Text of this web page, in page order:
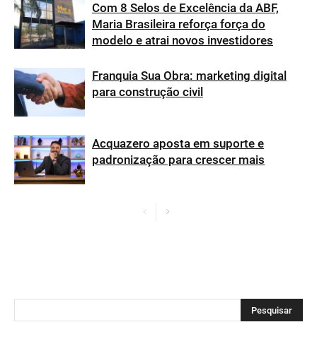
Com 8 Selos de Excelência da ABF,
Maria Brasileira reforça força do
modelo e atrai novos investidores
Franquia Sua Obra: marketing digital
para construção civil
Acquazero aposta em suporte e
padronização para crescer mais